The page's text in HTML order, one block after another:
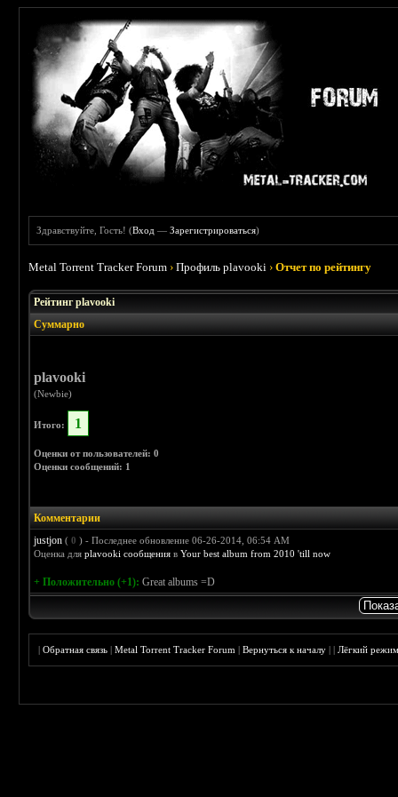
Здравствуйте, Гость! (Вход —Зарегистрироваться)
Metal Torrent Tracker Forum ›Профиль plavooki ›Отчет по рейтингу
Рейтинг plavooki
Суммарно
plavooki
(Newbie)
Итого: 1
Оценки от пользователей: 0
Оценки сообщений: 1
Комментарии
justjon ( 0 ) - Последнее обновление 06-26-2014, 06:54 AM
Оценка дляplavooki сообщения вYour best album from 2010 'till now
+ Положительно (+1): Great albums =D
|Обратная связь |Metal Torrent Tracker Forum |Вернуться к началу ||Лёгкий